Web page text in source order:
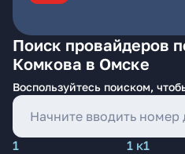
Поиск провайдеров
Комкова в Омске
Воспользуйтесь поиском,
1 1 к1